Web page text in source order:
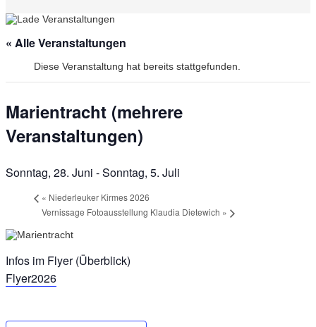
« Alle Veranstaltungen
Diese Veranstaltung hat bereits stattgefunden.
Marientracht (mehrere
Veranstaltungen)
Sonntag, 28. Juni -Sonntag, 5. Juli
« Niederleuker Kirmes 2026
Vernissage Fotoausstellung Klaudia Dietewich »
Infos im Flyer (Überblick)
Flyer2026